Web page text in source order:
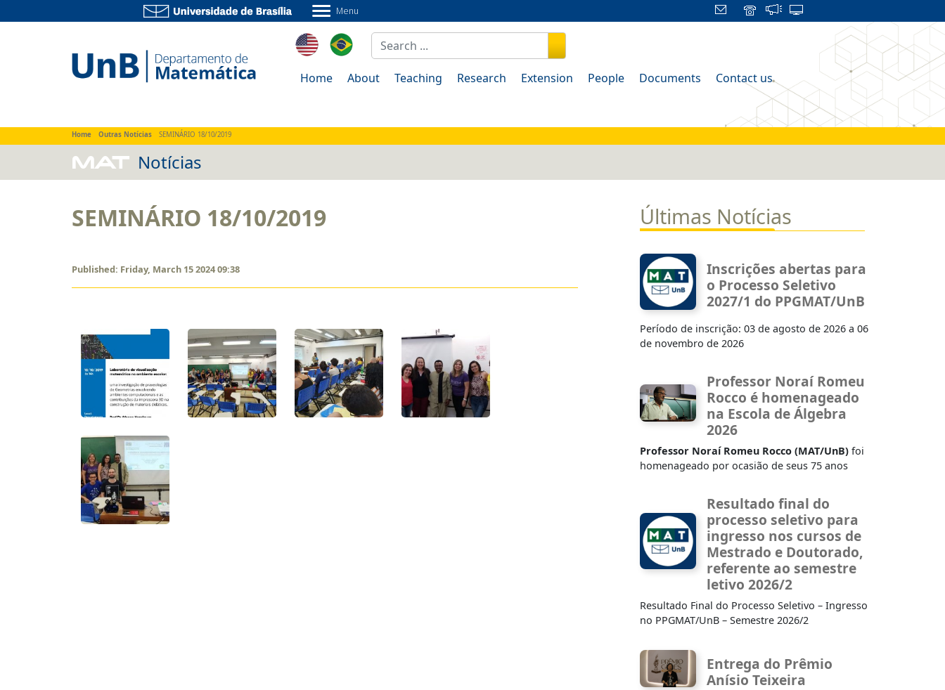
Menu
Home About Teaching Research Extension People Documents Contact us
Home About Teaching Research Extension People Documents Contact us
Home Outras Notícias SEMINÁRIO 18/10/2019
MAT Notícias
SEMINÁRIO 18/10/2019
Published: Friday, March 15 2024 09:38
Últimas Notícias
Inscrições abertas para
o Processo Seletivo
2027/1 do PPGMAT/UnB
Período de inscrição: 03 de agosto de 2026 a 06
de novembro de 2026
Professor Noraí Romeu
Rocco é homenageado
na Escola de Álgebra
2026
Professor Noraí Romeu Rocco (MAT/UnB) foi
homenageado por ocasião de seus 75 anos
Resultado final do
processo seletivo para
ingresso nos cursos de
Mestrado e Doutorado,
referente ao semestre
letivo 2026/2
Resultado Final do Processo Seletivo – Ingresso
no PPGMAT/UnB – Semestre 2026/2
Entrega do Prêmio
Anísio Teixeira